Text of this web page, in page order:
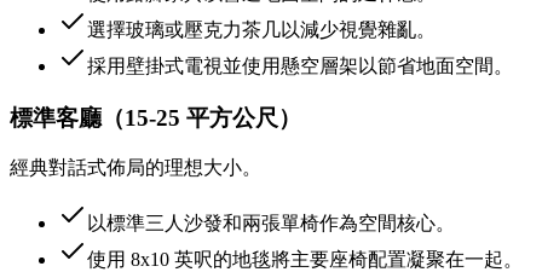
選擇玻璃或壓克力茶几以減少視覺雜亂。
採用壁掛式電視並使用懸空層架以節省地面空間。
標準客廳（15-25 平方公尺）
經典對話式佈局的理想大小。
以標準三人沙發和兩張單椅作為空間核心。
使用 8x10 英呎的地毯將主要座椅配置凝聚在一起。